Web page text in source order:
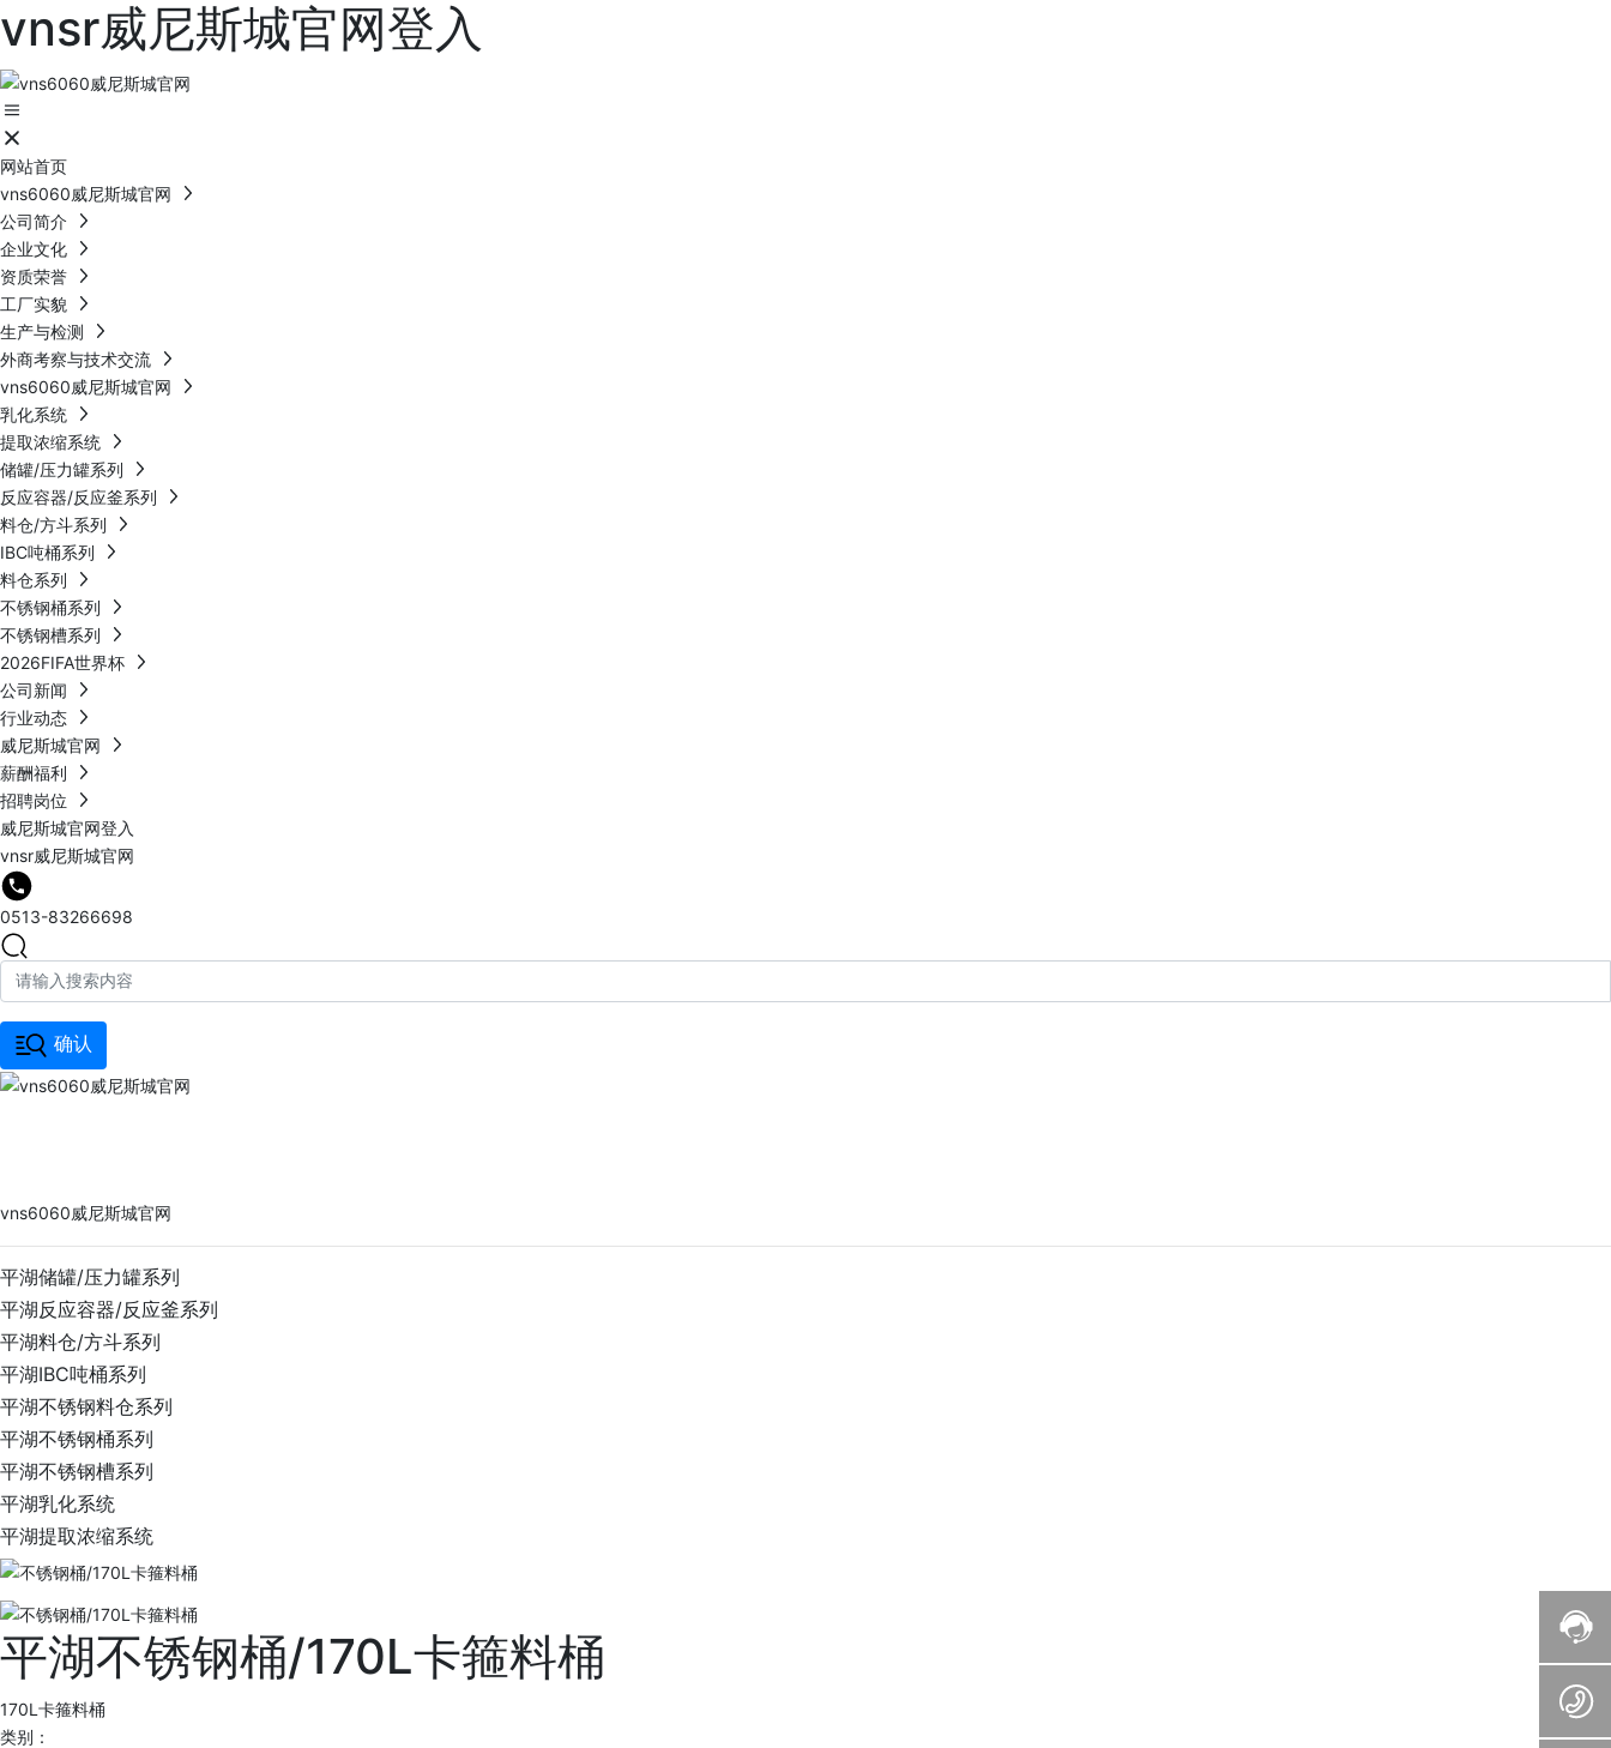
vnsr威尼斯城官网登入
网站首页
vns6060威尼斯城官网
公司简介
企业文化
资质荣誉
工厂实貌
生产与检测
外商考察与技术交流
vns6060威尼斯城官网
乳化系统
提取浓缩系统
储罐/压力罐系列
反应容器/反应釜系列
料仓/方斗系列
IBC吨桶系列
料仓系列
不锈钢桶系列
不锈钢槽系列
2026FIFA世界杯
公司新闻
行业动态
威尼斯城官网
薪酬福利
招聘岗位
威尼斯城官网登入
vnsr威尼斯城官网
0513-83266698
确认
vns6060威尼斯城官网
平湖储罐/压力罐系列
平湖反应容器/反应釜系列
平湖料仓/方斗系列
平湖IBC吨桶系列
平湖不锈钢料仓系列
平湖不锈钢桶系列
平湖不锈钢槽系列
平湖乳化系统
平湖提取浓缩系统
平湖不锈钢桶/170L卡箍料桶
170L卡箍料桶
类别：